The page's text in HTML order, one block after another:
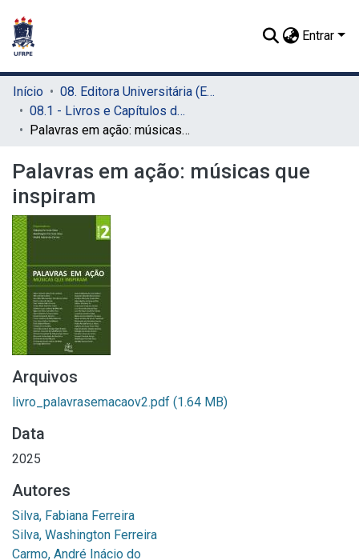
Entrar
Início
08. Editora Universitária (EDUFRPE)
08.1 - Livros e Capítulos de Livros (EDUFRPE)
Palavras em ação: músicas que inspiram
Palavras em ação: músicas que
inspiram
Arquivos
livro_palavrasemacaov2.pdf (1.64 MB)
Data
2025
Autores
Silva, Fabiana Ferreira
Silva, Washington Ferreira
Carmo, André Inácio do